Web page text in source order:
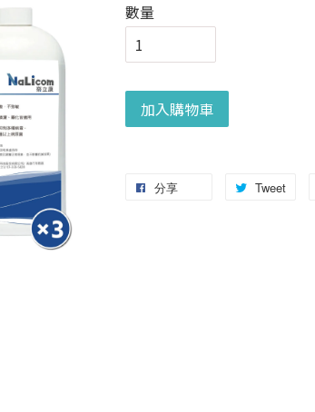
數量
加入購物車
分享 Tweet